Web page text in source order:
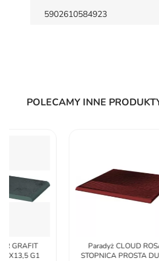
5902610584923
POLECAMY INNE
Paradyż CLOUD ROSA
STOPNICA PROSTA DURO